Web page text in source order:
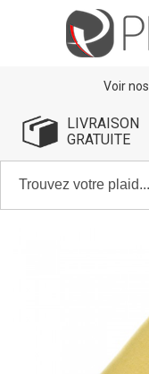
Voir nos
LIVRAISON
GRATUITE